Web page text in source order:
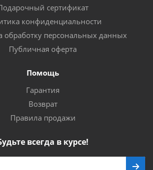
сертификат
конфиденциальности
обработку персональных данных
Публичная оферта
Помощь
Гарантия
Возврат
Правила продажи
всегда в курсе!